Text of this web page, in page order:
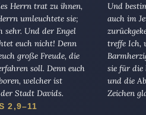
Herrn trat zu ihnen,
umleuchtete sie;
sehr. Und der Engel
euch nicht! Denn
große Freude, die
soll. Denn euch
welcher ist
Stadt Davids.
2,9–11
Und
auch im
treffe Ich,
sie für die
und die
Zeichen